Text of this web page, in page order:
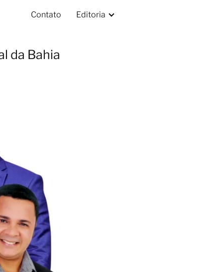
Contato Editoria
da Bahia